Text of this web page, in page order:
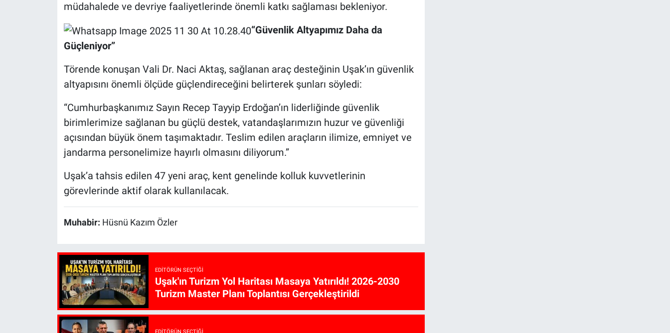
müdahalede ve devriye faaliyetlerinde önemli katkı sağlaması bekleniyor.
“Güvenlik Altyapımız Daha da
Güçleniyor”
Törende konuşan Vali Dr. Naci Aktaş, sağlanan araç desteğinin Uşak’ın güvenlik
altyapısını önemli ölçüde güçlendireceğini belirterek şunları söyledi:
“Cumhurbaşkanımız Sayın Recep Tayyip Erdoğan’ın liderliğinde güvenlik
birimlerimize sağlanan bu güçlü destek, vatandaşlarımızın huzur ve güvenliği
açısından büyük önem taşımaktadır. Teslim edilen araçların ilimize, emniyet ve
jandarma personelimize hayırlı olmasını diliyorum.”
Uşak’a tahsis edilen 47 yeni araç, kent genelinde kolluk kuvvetlerinin
görevlerinde aktif olarak kullanılacak.
Muhabir: Hüsnü Kazım Özler
EDITÖRÜN SEÇTIĞI
Uşak'ın Turizm Yol Haritası Masaya Yatırıldı! 2026-2030
Turizm Master Planı Toplantısı Gerçekleştirildi